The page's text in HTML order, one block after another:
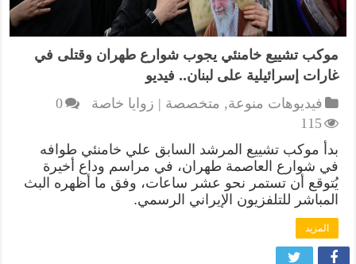
موكب تشييع خامنئي يجوب شوارع طهران وقتلى في
غارات إسرائيلية على لبنان.. فيديو
فيديوهات منوعة, متخصصة | زوايا خاصة
0
115
بدأ موكب تشييع المرشد السابق علي خامنئي طوافه
في شوارع العاصمة طهران، في مراسم وداع أخيرة
يُتوقع أن تستمر نحو عشر ساعات، وفق ما أظهره البث
المباشر للتلفزيون الإيراني الرسمي.
المزيد